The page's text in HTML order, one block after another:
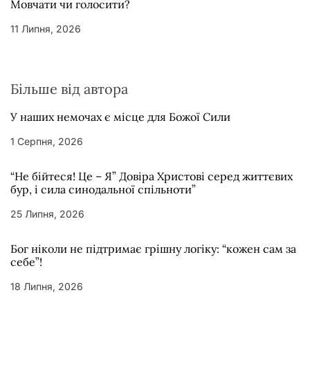
Мовчати чи голосити?
11 Липня, 2026
Більше від автора
У наших немочах є місце для Божої Сили
1 Серпня, 2026
“Не бійтеся! Це – Я” Довіра Христові серед життєвих
бур, і сила синодальної спільноти”
25 Липня, 2026
Бог ніколи не підтримає грішну логіку: “кожен сам за
себе”!
18 Липня, 2026